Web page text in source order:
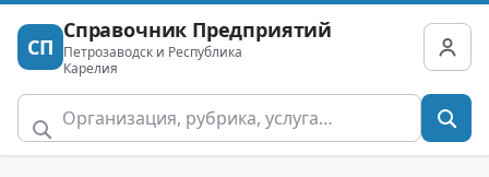
СП
Справочник Предприятий
Петрозаводск и Республика
Карелия